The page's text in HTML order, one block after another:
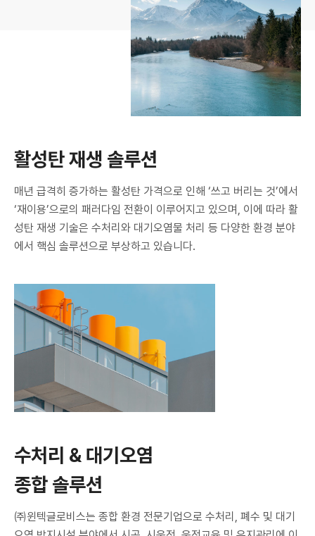
활성탄 재생 솔루션
매년 급격히 증가하는 활성탄 가격으로 인해 ‘쓰고 버리는 것’에서
‘재이용’으로의 패러다임 전환이 이루어지고 있으며, 이에 따라 활
성탄 재생 기술은 수처리와 대기오염물 처리 등 다양한 환경 분야
에서 핵심 솔루션으로 부상하고 있습니다.
수처리 & 대기오염
종합 솔루션
㈜윈텍글로비스는 종합 환경 전문기업으로 수처리, 폐수 및 대기